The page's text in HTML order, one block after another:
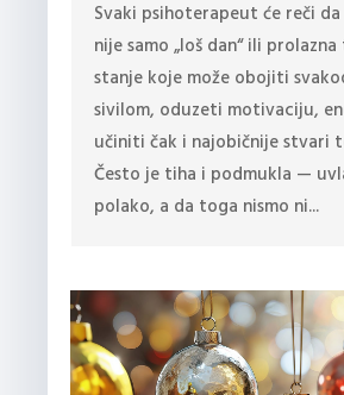
Svaki psihoterapeut će reči
nije samo „loš dan“ ili
stanje koje može obojiti
sivilom, oduzeti motivaciju,
učiniti čak i najobičnije stvari
Često je tiha i podmukla —
polako, a da toga nismo ni...